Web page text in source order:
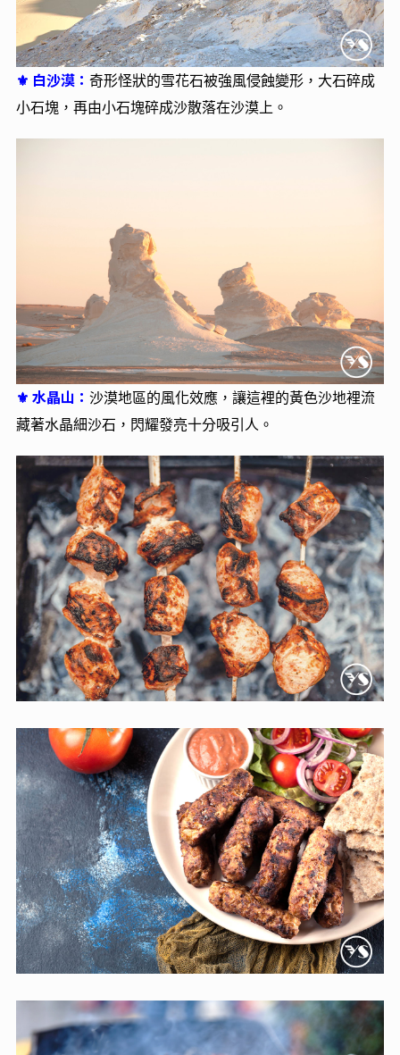
⚜黑沙漠：
露出玄武岩的黑沙漠，經數千年強風侵蝕，形
成一個個像撒上黑色粉末的小山丘。
⚜白沙漠：奇形怪狀的雪花石被強風侵蝕變形，大石碎成
小石塊，再由小石塊碎成沙散落在沙漠上。
⚜水晶山：沙漠地區的風化效應，讓這裡的黃色沙地裡流
藏著水晶細沙石，閃耀發亮十分吸引人。